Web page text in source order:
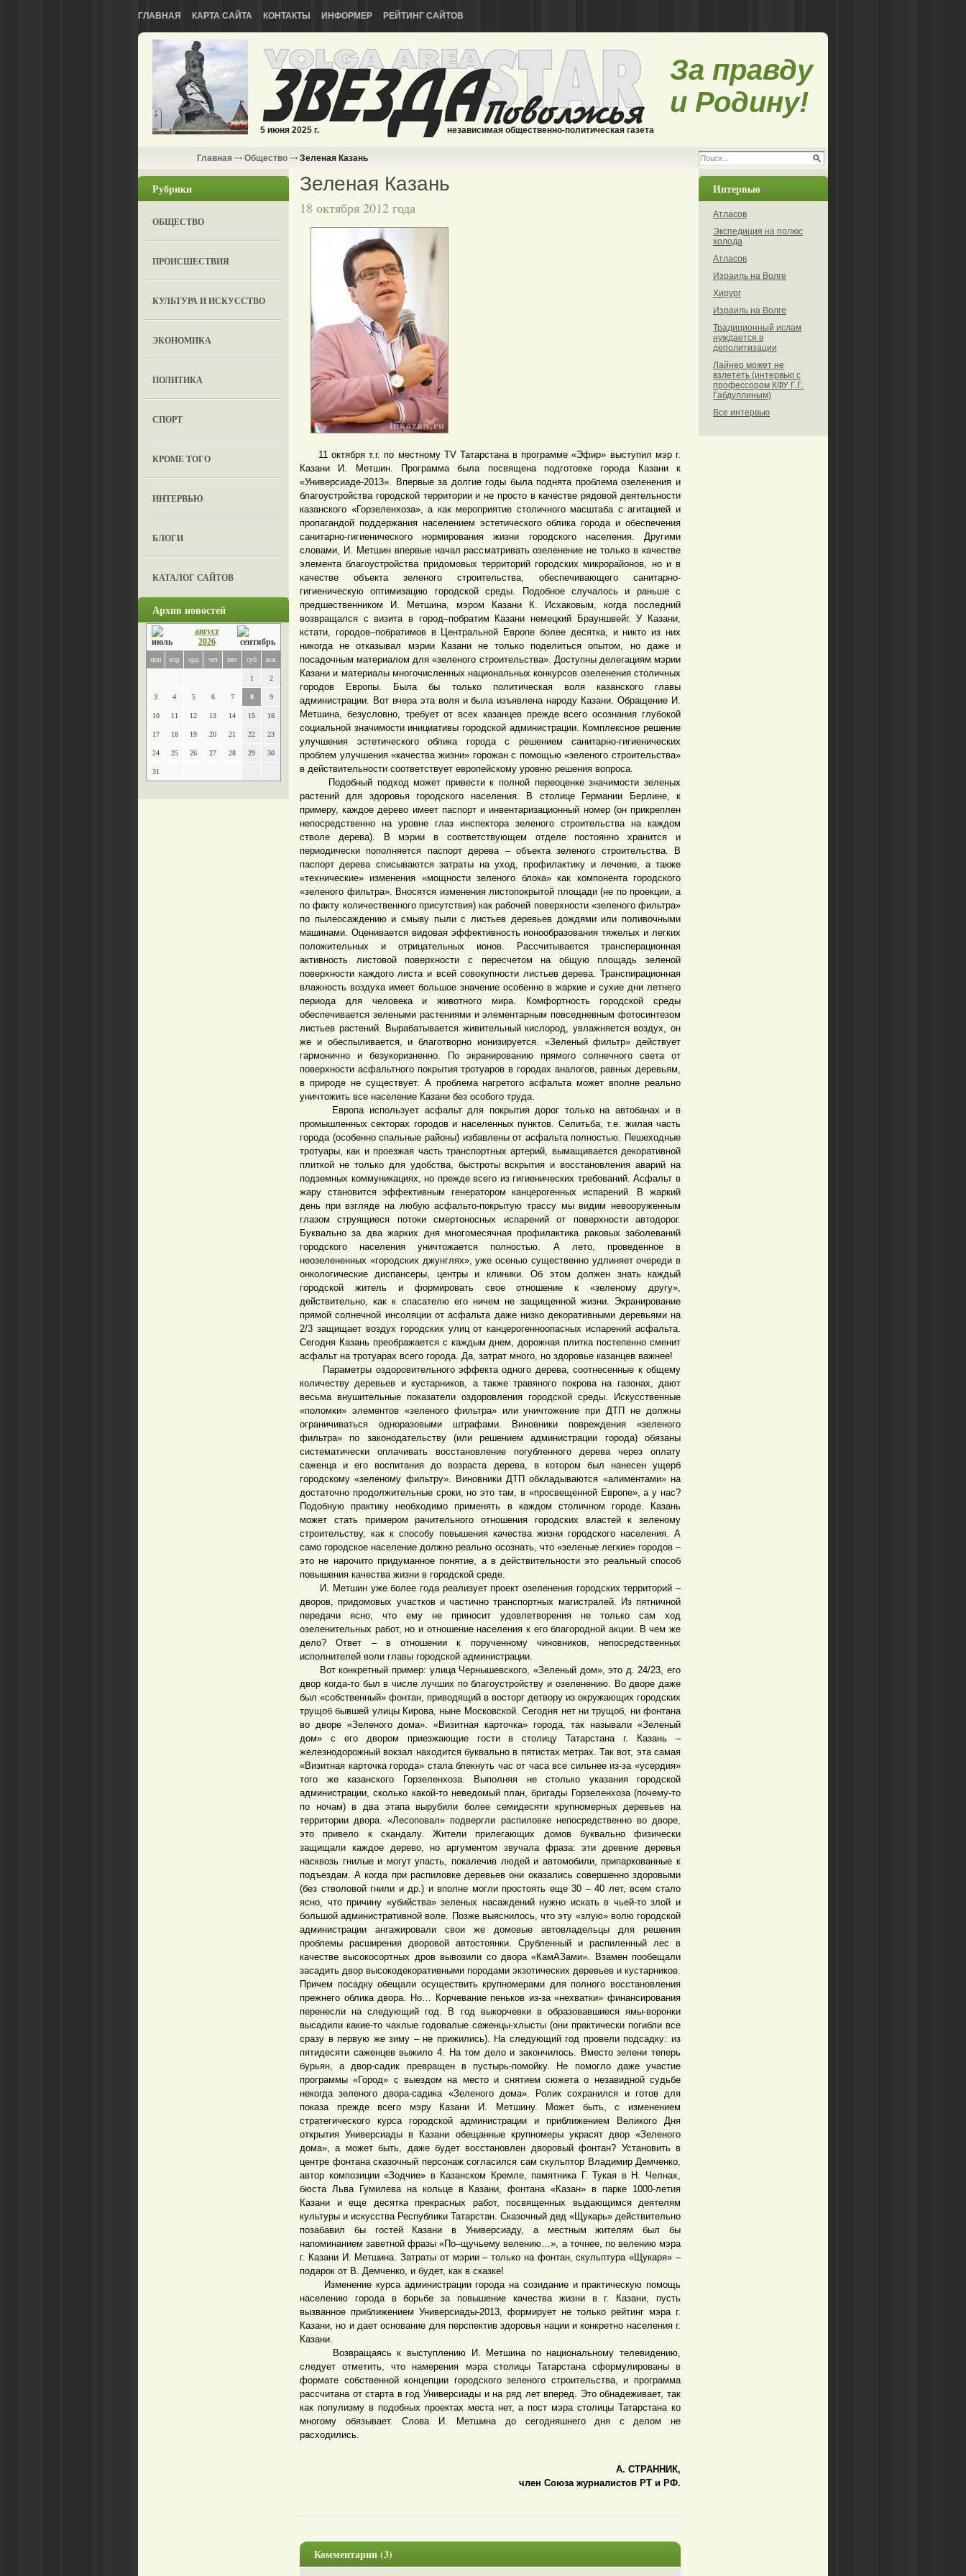
ГЛАВНАЯ КАРТА САЙТА КОНТАКТЫ ИНФОРМЕР РЕЙТИНГ САЙТОВ
5 июня 2025 г. независимая общественно-политическая газета
За правду
и Родину!
Главная Общество Зеленая Казань
Рубрики
ОБЩЕСТВО
ПРОИСШЕСТВИЯ
КУЛЬТУРА И ИСКУССТВО
ЭКОНОМИКА
ПОЛИТИКА
СПОРТ
КРОМЕ ТОГО
ИНТЕРВЬЮ
БЛОГИ
КАТАЛОГ САЙТОВ
Архив новостей
август
2026
пон втр срд чет пят суб вск
1 2
3 4 5 6 7 8 9
10 11 12 13 14 15 16
17 18 19 20 21 22 23
24 25 26 27 28 29 30
31
Зеленая Казань
18 октября 2012 года
11 октября т.г. по местному TV Татарстана в программе «Эфир» выступил мэр г.
Казани И. Метшин. Программа была посвящена подготовке города Казани к
«Универсиаде-2013». Впервые за долгие годы была поднята проблема озеленения и
благоустройства городской территории и не просто в качестве рядовой деятельности
казанского «Горзеленхоза», а как мероприятие столичного масштаба с агитацией и
пропагандой поддержания населением эстетического облика города и обеспечения
санитарно-гигиенического нормирования жизни городского населения. Другими
словами, И. Метшин впервые начал рассматривать озеленение не только в качестве
элемента благоустройства придомовых территорий городских микрорайонов, но и в
качестве объекта зеленого строительства, обеспечивающего санитарно-
гигиеническую оптимизацию городской среды. Подобное случалось и раньше с
предшественником И. Метшина, мэром Казани К. Исхаковым, когда последний
возвращался с визита в город–побратим Казани немецкий Брауншвейг. У Казани,
кстати, городов–побратимов в Центральной Европе более десятка, и никто из них
никогда не отказывал мэрии Казани не только поделиться опытом, но даже и
посадочным материалом для «зеленого строительства». Доступны делегациям мэрии
Казани и материалы многочисленных национальных конкурсов озеленения столичных
городов Европы. Была бы только политическая воля казанского главы
администрации. Вот вчера эта воля и была изъявлена народу Казани. Обращение И.
Метшина, безусловно, требует от всех казанцев прежде всего осознания глубокой
социальной значимости инициативы городской администрации. Комплексное решение
улучшения эстетического облика города с решением санитарно-гигиенических
проблем улучшения «качества жизни» горожан с помощью «зеленого строительства»
в действительности соответствует европейскому уровню решения вопроса.
Подобный подход может привести к полной переоценке значимости зеленых
растений для здоровья городского населения. В столице Германии Берлине, к
примеру, каждое дерево имеет паспорт и инвентаризационный номер (он прикреплен
непосредственно на уровне глаз инспектора зеленого строительства на каждом
стволе дерева). В мэрии в соответствующем отделе постоянно хранится и
периодически пополняется паспорт дерева – объекта зеленого строительства. В
паспорт дерева списываются затраты на уход, профилактику и лечение, а также
«технические» изменения «мощности зеленого блока» как компонента городского
«зеленого фильтра». Вносятся изменения листопокрытой площади (не по проекции, а
по факту количественного присутствия) как рабочей поверхности «зеленого фильтра»
по пылеосаждению и смыву пыли с листьев деревьев дождями или поливочными
машинами. Оценивается видовая эффективность ионообразования тяжелых и легких
положительных и отрицательных ионов. Рассчитывается трансперационная
активность листовой поверхности с пересчетом на общую площадь зеленой
поверхности каждого листа и всей совокупности листьев дерева. Транспирационная
влажность воздуха имеет большое значение особенно в жаркие и сухие дни летнего
периода для человека и животного мира. Комфортность городской среды
обеспечивается зелеными растениями и элементарным повседневным фотосинтезом
листьев растений. Вырабатывается живительный кислород, увлажняется воздух, он
же и обеспыливается, и благотворно ионизируется. «Зеленый фильтр» действует
гармонично и безукоризненно. По экранированию прямого солнечного света от
поверхности асфальтного покрытия тротуаров в городах аналогов, равных деревьям,
в природе не существует. А проблема нагретого асфальта может вполне реально
уничтожить все население Казани без особого труда.
Европа использует асфальт для покрытия дорог только на автобанах и в
промышленных секторах городов и населенных пунктов. Селитьба, т.е. жилая часть
города (особенно спальные районы) избавлены от асфальта полностью. Пешеходные
тротуары, как и проезжая часть транспортных артерий, вымащивается декоративной
плиткой не только для удобства, быстроты вскрытия и восстановления аварий на
подземных коммуникациях, но прежде всего из гигиенических требований. Асфальт в
жару становится эффективным генератором канцерогенных испарений. В жаркий
день при взгляде на любую асфальто-покрытую трассу мы видим невооруженным
глазом струящиеся потоки смертоносных испарений от поверхности автодорог.
Буквально за два жарких дня многомесячная профилактика раковых заболеваний
городского населения уничтожается полностью. А лето, проведенное в
неозелененных «городских джунглях», уже осенью существенно удлиняет очереди в
онкологические диспансеры, центры и клиники. Об этом должен знать каждый
городской житель и формировать свое отношение к «зеленому другу»,
действительно, как к спасателю его ничем не защищенной жизни. Экранирование
прямой солнечной инсоляции от асфальта даже низко декоративными деревьями на
2/3 защищает воздух городских улиц от канцерогенноопасных испарений асфальта.
Сегодня Казань преображается с каждым днем, дорожная плитка постепенно сменит
асфальт на тротуарах всего города. Да, затрат много, но здоровье казанцев важнее!
Параметры оздоровительного эффекта одного дерева, соотнесенные к общему
количеству деревьев и кустарников, а также травяного покрова на газонах, дают
весьма внушительные показатели оздоровления городской среды. Искусственные
«поломки» элементов «зеленого фильтра» или уничтожение при ДТП не должны
ограничиваться одноразовыми штрафами. Виновники повреждения «зеленого
фильтра» по законодательству (или решением администрации города) обязаны
систематически оплачивать восстановление погубленного дерева через оплату
саженца и его воспитания до возраста дерева, в котором был нанесен ущерб
городскому «зеленому фильтру». Виновники ДТП обкладываются «алиментами» на
достаточно продолжительные сроки, но это там, в «просвещенной Европе», а у нас?
Подобную практику необходимо применять в каждом столичном городе. Казань
может стать примером рачительного отношения городских властей к зеленому
строительству, как к способу повышения качества жизни городского населения. А
само городское население должно реально осознать, что «зеленые легкие» городов –
это не нарочито придуманное понятие, а в действительности это реальный способ
повышения качества жизни в городской среде.
И. Метшин уже более года реализует проект озеленения городских территорий –
дворов, придомовых участков и частично транспортных магистралей. Из пятничной
передачи ясно, что ему не приносит удовлетворения не только сам ход
озеленительных работ, но и отношение населения к его благородной акции. В чем же
дело? Ответ – в отношении к порученному чиновников, непосредственных
исполнителей воли главы городской администрации.
Вот конкретный пример: улица Чернышевского, «Зеленый дом», это д. 24/23, его
двор когда-то был в числе лучших по благоустройству и озеленению. Во дворе даже
был «собственный» фонтан, приводящий в восторг детвору из окружающих городских
трущоб бывшей улицы Кирова, ныне Московской. Сегодня нет ни трущоб, ни фонтана
во дворе «Зеленого дома». «Визитная карточка» города, так называли «Зеленый
дом» с его двором приезжающие гости в столицу Татарстана г. Казань –
железнодорожный вокзал находится буквально в пятистах метрах. Так вот, эта самая
«Визитная карточка города» стала блекнуть час от часа все сильнее из-за «усердия»
того же казанского Горзеленхоза. Выполняя не столько указания городской
администрации, сколько какой-то неведомый план, бригады Горзеленхоза (почему-то
по ночам) в два этапа вырубили более семидесяти крупномерных деревьев на
территории двора. «Лесоповал» подвергли распиловке непосредственно во дворе,
это привело к скандалу. Жители прилегающих домов буквально физически
защищали каждое дерево, но аргументом звучала фраза: эти древние деревья
насквозь гнилые и могут упасть, покалечив людей и автомобили, припаркованные к
подъездам. А когда при распиловке деревьев они оказались совершенно здоровыми
(без стволовой гнили и др.) и вполне могли простоять еще 30 – 40 лет, всем стало
ясно, что причину «убийства» зеленых насаждений нужно искать в чьей-то злой и
большой административной воле. Позже выяснилось, что эту «злую» волю городской
администрации ангажировали свои же домовые автовладельцы для решения
проблемы расширения дворовой автостоянки. Срубленный и распиленный лес в
качестве высокосортных дров вывозили со двора «КамАЗами». Взамен пообещали
засадить двор высокодекоративными породами экзотических деревьев и кустарников.
Причем посадку обещали осуществить крупномерами для полного восстановления
прежнего облика двора. Но… Корчевание пеньков из-за «нехватки» финансирования
перенесли на следующий год. В год выкорчевки в образовавшиеся ямы-воронки
высадили какие-то чахлые годовалые саженцы-хлысты (они практически погибли все
сразу в первую же зиму – не прижились). На следующий год провели подсадку: из
пятидесяти саженцев выжило 4. На том дело и закончилось. Вместо зелени теперь
бурьян, а двор-садик превращен в пустырь-помойку. Не помогло даже участие
программы «Город» с выездом на место и снятием сюжета о незавидной судьбе
некогда зеленого двора-садика «Зеленого дома». Ролик сохранился и готов для
показа прежде всего мэру Казани И. Метшину. Может быть, с изменением
стратегического курса городской администрации и приближением Великого Дня
открытия Универсиады в Казани обещанные крупномеры украсят двор «Зеленого
дома», а может быть, даже будет восстановлен дворовый фонтан? Установить в
центре фонтана сказочный персонаж согласился сам скульптор Владимир Демченко,
автор композиции «Зодчие» в Казанском Кремле, памятника Г. Тукая в Н. Челнах,
бюста Льва Гумилева на кольце в Казани, фонтана «Казан» в парке 1000-летия
Казани и еще десятка прекрасных работ, посвященных выдающимся деятелям
культуры и искусства Республики Татарстан. Сказочный дед «Щукарь» действительно
позабавил бы гостей Казани в Универсиаду, а местным жителям был бы
напоминанием заветной фразы «По–щучьему велению…», а точнее, по велению мэра
г. Казани И. Метшина. Затраты от мэрии – только на фонтан, скульптура «Щукаря» –
подарок от В. Демченко, и будет, как в сказке!
Изменение курса администрации города на созидание и практическую помощь
населению города в борьбе за повышение качества жизни в г. Казани, пусть
вызванное приближением Универсиады-2013, формирует не только рейтинг мэра г.
Казани, но и дает основание для перспектив здоровья нации и конкретно населения г.
Казани.
Возвращаясь к выступлению И. Метшина по национальному телевидению,
следует отметить, что намерения мэра столицы Татарстана сформулированы в
формате собственной концепции городского зеленого строительства, и программа
рассчитана от старта в год Универсиады и на ряд лет вперед. Это обнадеживает, так
как популизму в подобных проектах места нет, а пост мэра столицы Татарстана ко
многому обязывает. Слова И. Метшина до сегодняшнего дня с делом не
расходились.
А. СТРАННИК,
член Cоюза журналистов РТ и РФ.
Комментарии (3)
Интервью
Атласов
Экспедиция на полюс
холода
Атласов
Израиль на Волге
Хирург
Израиль на Волге
Традиционный ислам
нуждается в
деполитизации
Лайнер может не
взлететь (интервью с
профессором КФУ Г.Г.
Габдуллиным)
Все интервью